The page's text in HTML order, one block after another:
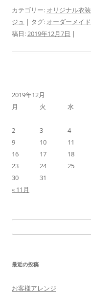
カテゴリー: オリジナル衣装
ジュ | タグ: オーダーメイド
稿日:2019年12月7日 |
2019年12月
月
火 水
2
3 4
9
10 11
16
17 18
23
24 25
30
31
« 11月
索:
最近の投稿
お客様アレンジ